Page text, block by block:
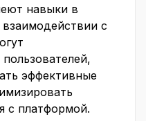
навыки в
с
эффективные
с платформой.